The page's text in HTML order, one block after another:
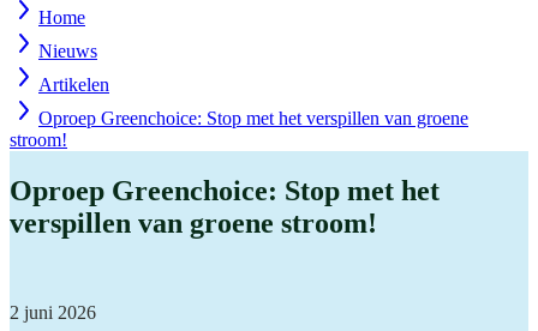
Home
Nieuws
Artikelen
Oproep Greenchoice: Stop met het verspillen van groene
stroom!
Oproep Greenchoice: Stop met het
verspillen van groene stroom!
2 juni 2026